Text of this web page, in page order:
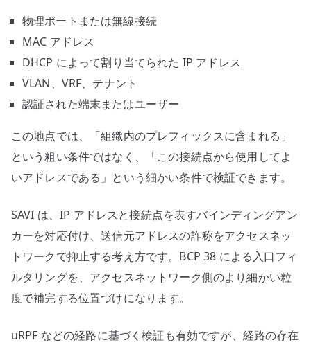
物理ポートまたは無線接続
MAC アドレス
DHCP によって割り当てられた IP アドレス
VLAN、VRF、テナント
認証された端末またはユーザー
この地点では、「組織内のプレフィックスに含まれる」
という粗い条件ではなく、「この接続点から使用してよ
いアドレスである」という細かい条件で検証できます。
SAVI は、IP アドレスと接続点を表すバインディングアン
カーを対応付け、送信元アドレスの詐称をアクセスネッ
トワークで抑止する考え方です。BCP 38 による入口フィ
ルタリングを、アクセスネットワーク側のより細かい粒
度で補完する位置づけになります。
uRPF などの経路に基づく検証も有効ですが、経路の存在